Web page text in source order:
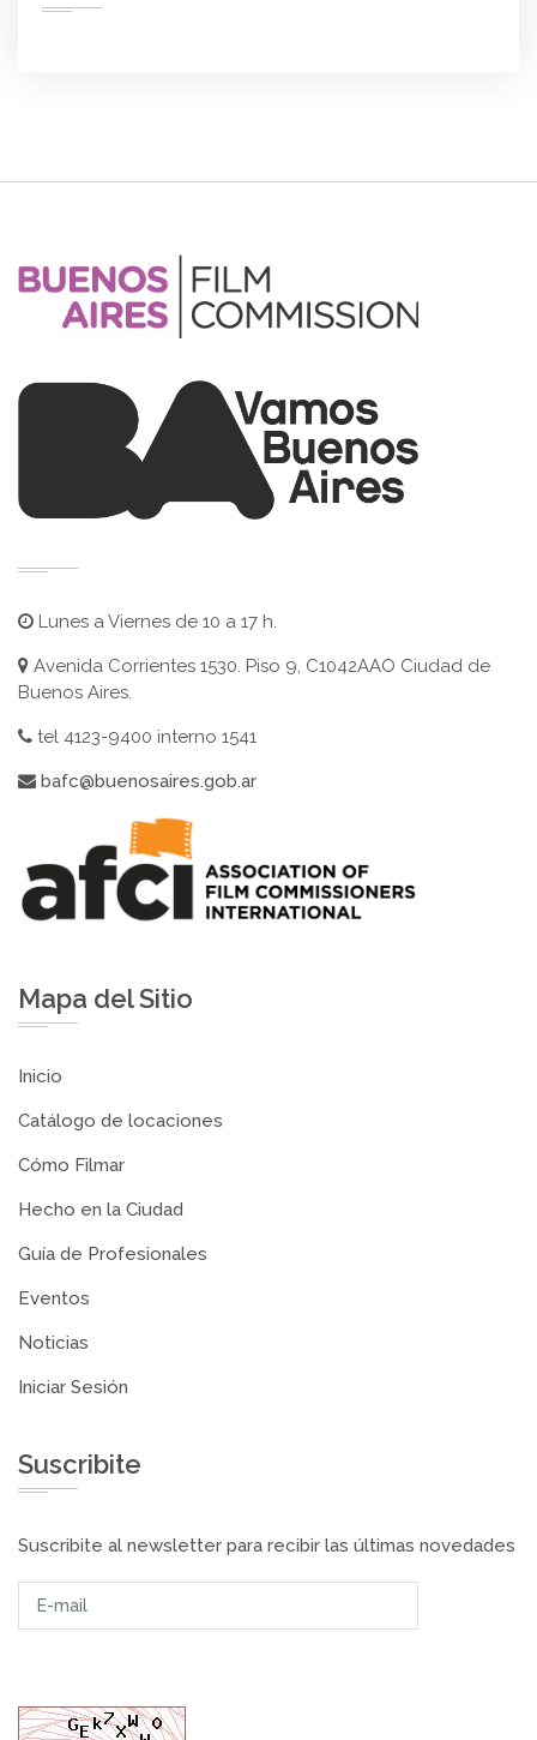
Lunes a Viernes de 10 a 17 h.
Avenida Corrientes 1530. Piso 9, C1042AAO Ciudad de
Buenos Aires.
tel 4123-9400 interno 1541
bafc@buenosaires.gob.ar
Mapa del Sitio
Inicio
Catálogo de locaciones
Cómo Filmar
Hecho en la Ciudad
Guía de Profesionales
Eventos
Noticias
Iniciar Sesión
Suscribite
Suscribite al newsletter para recibir las últimas novedades